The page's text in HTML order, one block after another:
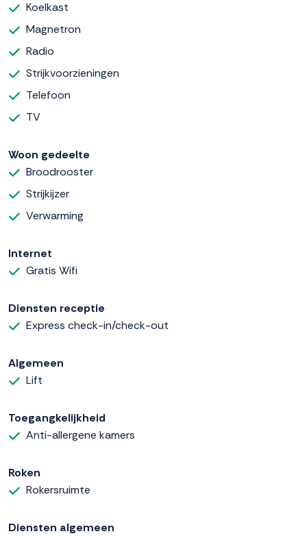
Koelkast
Magnetron
Radio
Strijkvoorzieningen
Telefoon
TV
Woon gedeelte
Broodrooster
Strijkijzer
Verwarming
Internet
Gratis Wifi
Diensten receptie
Express check-in/check-out
Algemeen
Lift
Toegangkelijkheid
Anti-allergene kamers
Roken
Rokersruimte
Diensten algemeen